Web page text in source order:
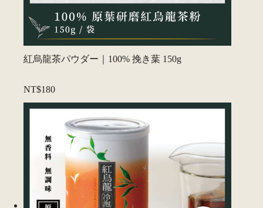
紅烏龍茶パウダー｜100% 挽き葉 150g
NT$180